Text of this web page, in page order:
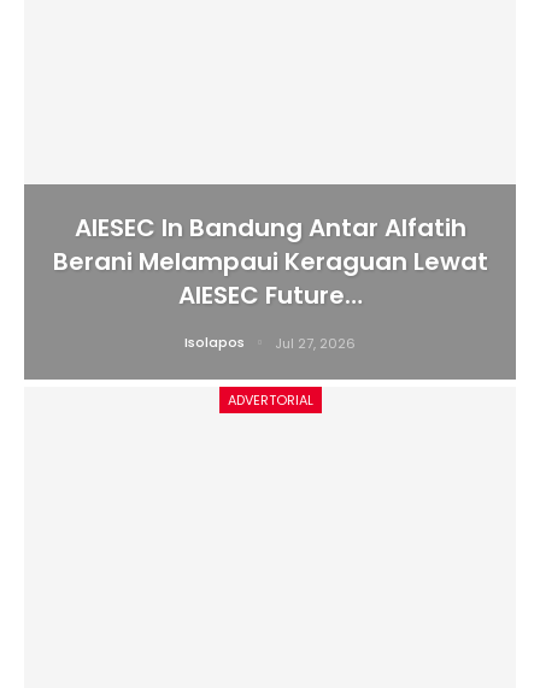
AIESEC In Bandung Antar Alfatih
Berani Melampaui Keraguan Lewat
AIESEC Future…
Isolapos Jul 27, 2026
ADVERTORIAL